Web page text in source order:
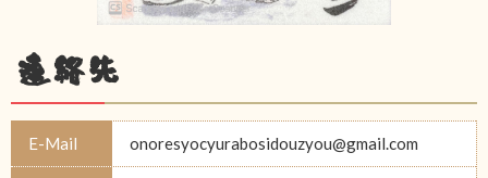
連絡先
E-Mail onoresyocyurabosidouzyou@gmail.com